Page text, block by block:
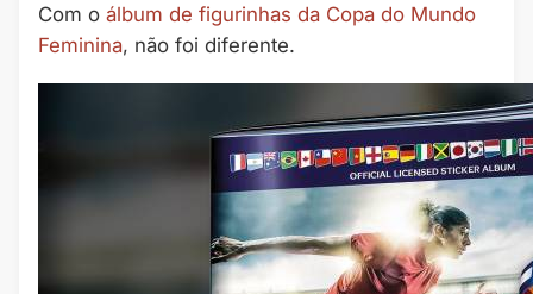
Com o álbum de figurinhas da Copa do Mundo
Feminina, não foi diferente.